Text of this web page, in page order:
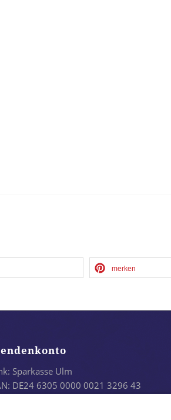
merken
Sparkasse Ulm
DE24 6305 0000 0021 3296 43